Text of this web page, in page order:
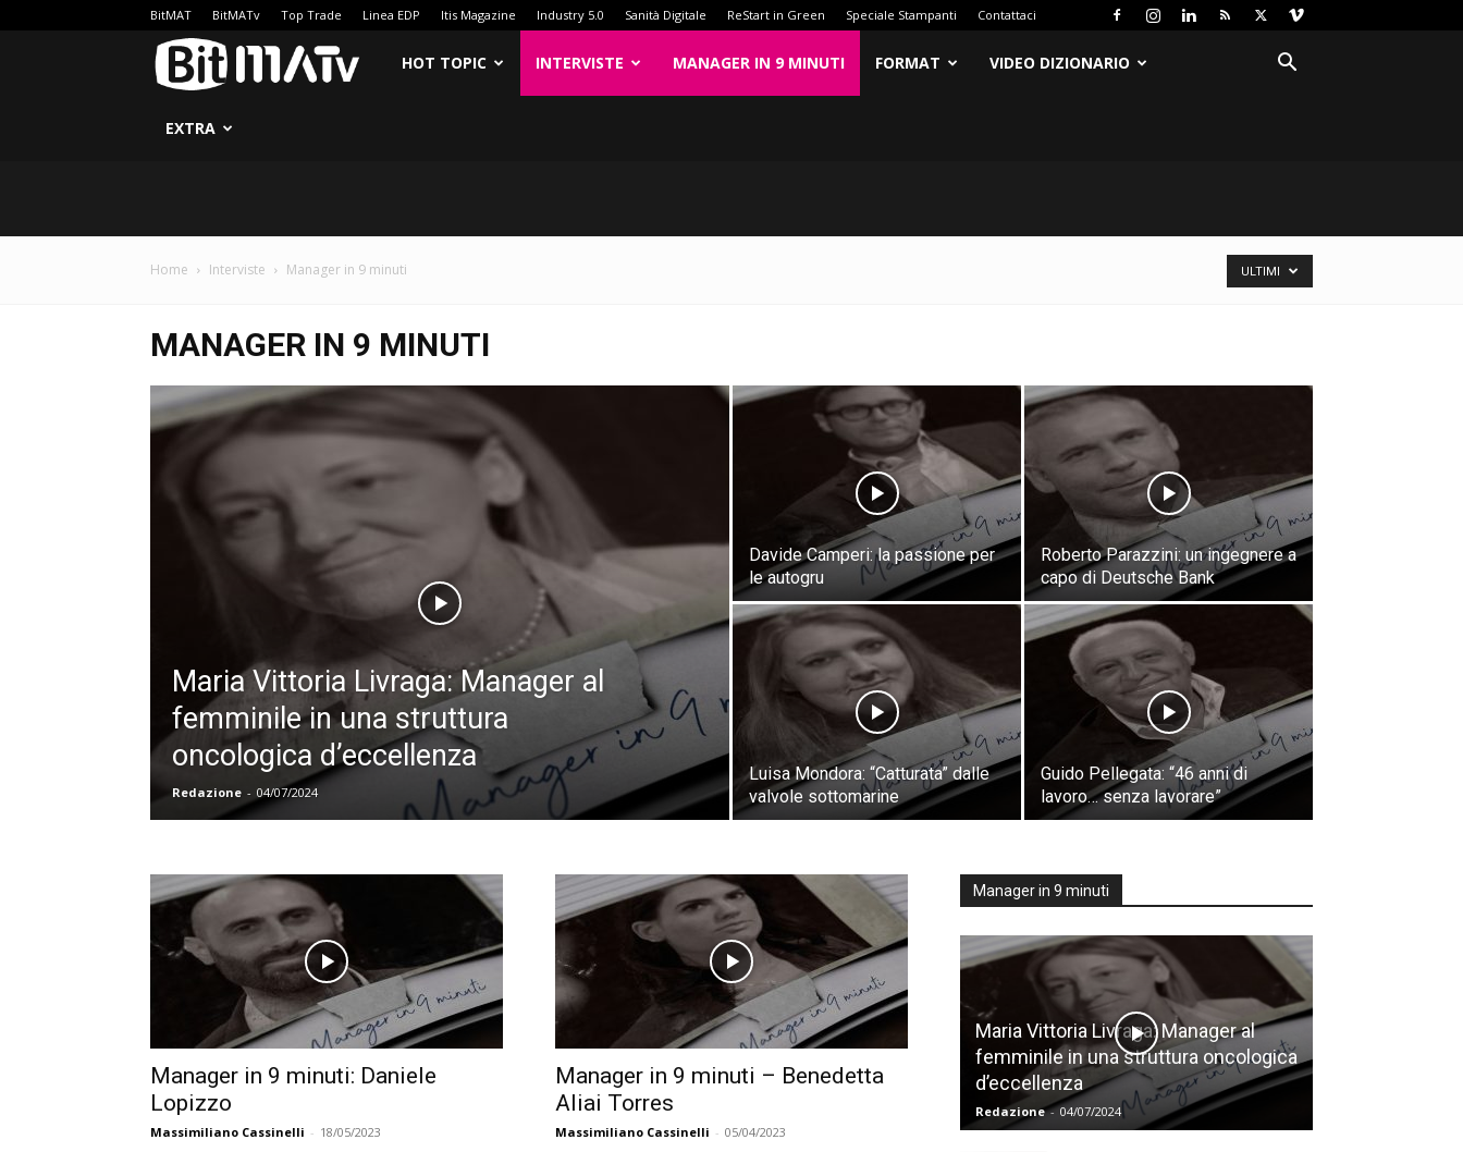
BitMAT BitMATv Top Trade Linea EDP Itis Magazine Industry 5.0 Sanità Digitale ReStart in Green Speciale Stampanti Contattaci
BitMATv
HOT TOPIC INTERVISTE MANAGER IN 9 MINUTI FORMAT VIDEO DIZIONARIO
EXTRA
Home Interviste Manager in 9 minuti ULTIMI
MANAGER IN 9 MINUTI
Maria Vittoria Livraga: Manager al
femminile in una struttura
oncologica d’eccellenza
Redazione - 04/07/2024
Davide Camperi: la passione per
le autogru
Roberto Parazzini: un ingegnere a
capo di Deutsche Bank
Luisa Mondora: “Catturata” dalle
valvole sottomarine
Guido Pellegata: “46 anni di
lavoro… senza lavorare”
Manager in 9 minuti: Daniele
Lopizzo
Massimiliano Cassinelli - 18/05/2023
Manager in 9 minuti – Benedetta
Aliai Torres
Massimiliano Cassinelli - 05/04/2023
Manager in 9 minuti
Maria Vittoria Livraga: Manager al
femminile in una struttura oncologica
d’eccellenza
Redazione - 04/07/2024